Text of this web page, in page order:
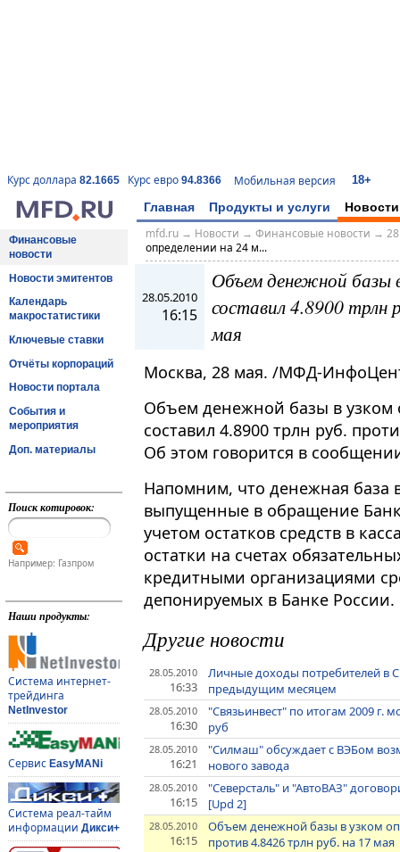
Курс доллара 82.1665 Курс евро 94.8366 Мобильная версия 18+
Главная Продукты и услуги Новости
Финансовые
новости
Новости эмитентов
Календарь
макростатистики
Ключевые ставки
Отчёты корпораций
Новости портала
События и
мероприятия
Доп. материалы
Поиск котировок:
Например: Газпром
Наши продукты:
Система интернет-
трейдинга
NetInvestor
Сервис EasyMANi
Система реал-тайм
информации Дикси+
mfd.ru→ Новости → Финансовые новости →
определении на 24 м...
28.05.2010
16:15
Объем денежной базы
составил 4.8900 трлн
мая
Москва, 28 мая. /МФД-
Объем денежной базы в узком
составил 4.8900 трлн руб.
Об этом говорится в
Напомним, что денежная база
выпущенные в обращение
учетом остатков средств в
остатки на счетах
кредитными организациями
депонируемых в Банке России.
Другие новости
28.05.2010
16:33
Личные доходы потребителей в
предыдущим месяцем
28.05.2010
16:30
"Связьинвест" по итогам 2009 г.
руб
28.05.2010
16:21
"Силмаш" обсуждает с ВЭБом
нового завода
28.05.2010
16:15
"Северсталь" и "АвтоВАЗ"
[Upd 2]
28.05.2010
16:15
Объем денежной базы в узком
против 4.8426 трлн руб. на 17 мая